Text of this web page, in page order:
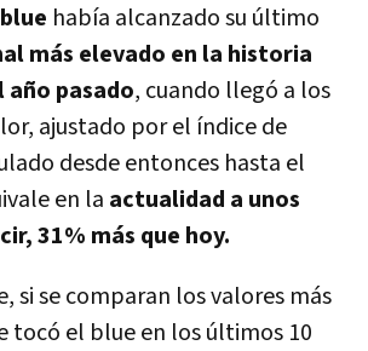
había alcanzado su último
más elevado en la historia
año pasado, cuando llegó a los
ajustado por el índice de
desde entonces hasta el
en la actualidad a unos
31% más que hoy.
si se comparan los valores más
tocó el blue en los últimos 10